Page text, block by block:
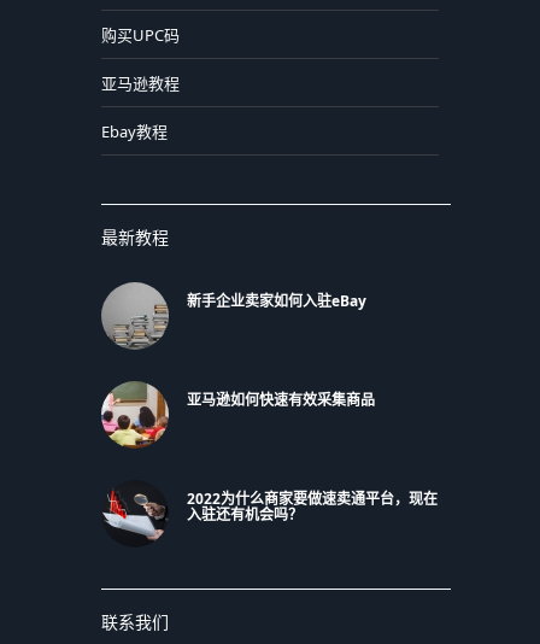
购买UPC码
亚马逊教程
Ebay教程
最新教程
新手企业卖家如何入驻eBay
亚马逊如何快速有效采集商品
2022为什么商家要做速卖通平台，现在
入驻还有机会吗？
联系我们